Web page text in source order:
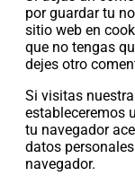
por guardar tu
sitio web en
que no tengas
dejes otro
Si visitas
estableceremos
tu navegador
datos
navegador.